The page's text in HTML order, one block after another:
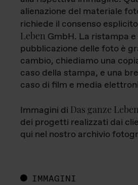
alienazione del materiale
richiede il consenso
Leben GmbH. La ristampa e
pubblicazione delle foto è
cambio, chiediamo una
caso della stampa, e una
caso di film e media
Immagini di Das ganze Leben
dei progetti realizzati dai
qui nel nostro archivio
IMMAGINI